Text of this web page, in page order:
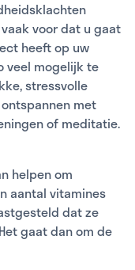
voor dat u gaat
heeft op uw
veel mogelijk te
stressvolle
met
of meditatie.
helpen om
aantal vitamines
dat ze
gaat dan om de